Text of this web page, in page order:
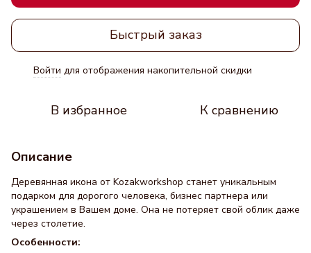
Быстрый заказ
Войти для отображения накопительной скидки
В избранное К сравнению
Описание
Деревянная икона от Kozakworkshop станет уникальным
подарком для дорогого человека, бизнес партнера или
украшением в Вашем доме. Она не потеряет свой облик даже
через столетие.
Особенности: